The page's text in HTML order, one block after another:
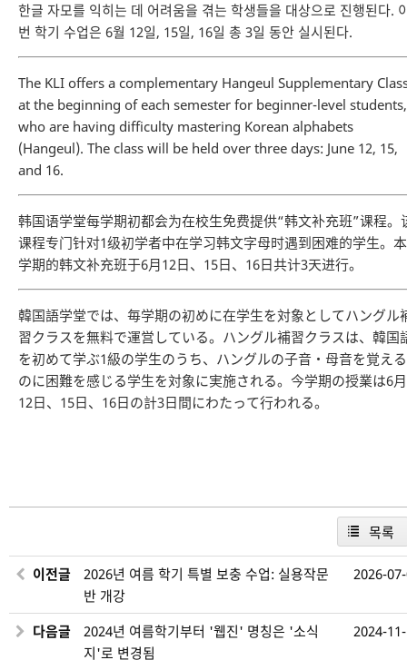
한글 자모를 익히는 데 어려움을 겪는 학생들을 대상으로 진행된다.
번 학기 수업은 6월 12일, 15일, 16일 총 3일 동안 실시된다.
The KLI offers a complementary Hangeul Supplementary
at the beginning of each semester for beginner-level students,
who are having difficulty mastering Korean alphabets
(Hangeul). The class will be held over three days: June 12, 15,
and 16.
韩国语学堂每学期初都会为在校生免费提供“韩文补充班”课程。
课程专门针对1级初学者中在学习韩文字母时遇到困难的学生。本
学期的韩文补充班于6月12日、15日、16日共计3天进行。
韓国語学堂では、毎学期の初めに在学生を対象としてハングル
習クラスを無料で運営している。ハングル補習クラスは、韓国
を初めて学ぶ1級の学生のうち、ハングルの子音・母音を覚える
のに困難を感じる学生を対象に実施される。今学期の授業は6月
12日、15日、16日の計3日間にわたって行われる。
목록
이전글
2026년 여름 학기 특별 보충 수업: 실용작문
반 개강
2026-
다음글
2024년 여름학기부터 '웹진' 명칭은 '소식
지'로 변경됨
2024-